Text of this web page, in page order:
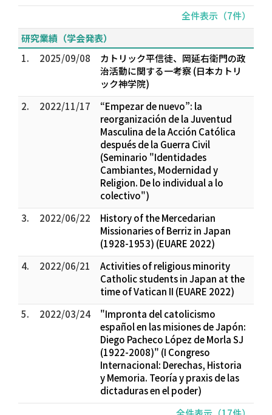
全件表示（7件）
研究業績（学会発表）
1.
2025/09/08
カトリック平信徒、岡延右衛門の政
治活動に関する一考察 (日本カトリ
ック神学院)
2.
2022/11/17
“Empezar de nuevo”: la
reorganización de la Juventud
Masculina de la Acción Católica
después de la Guerra Civil
(Seminario "Identidades
Cambiantes, Modernidad y
Religion. De lo individual a lo
colectivo")
3.
2022/06/22
History of the Mercedarian
Missionaries of Berriz in Japan
(1928-1953) (EUARE 2022)
4.
2022/06/21
Activities of religious minority
Catholic students in Japan at the
time of Vatican II (EUARE 2022)
5.
2022/03/24
"Impronta del catolicismo
español en las misiones de Japón:
Diego Pacheco López de Morla SJ
(1922-2008)" (I Congreso
Internacional: Derechas, Historia
y Memoria. Teoría y praxis de las
dictaduras en el poder)